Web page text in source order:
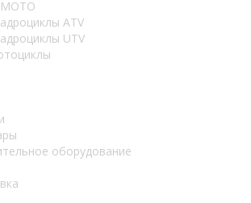
ATV
UTV
оборудование